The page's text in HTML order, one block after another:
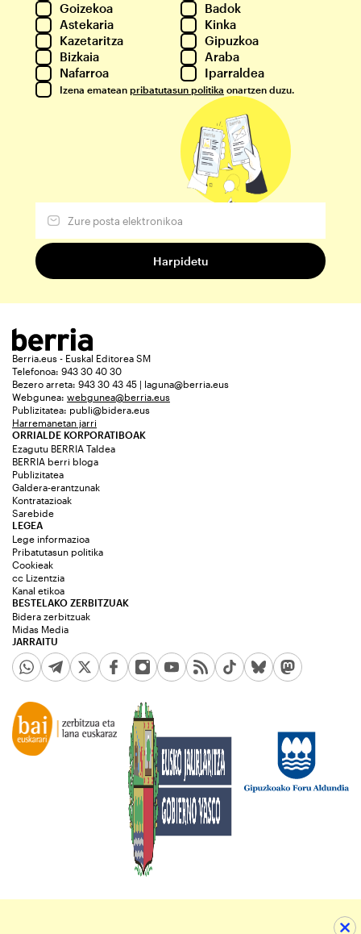
Goizekoa
Badok
Astekaria
Kinka
Kazetaritza
Gipuzkoa
Bizkaia
Araba
Nafarroa
Iparraldea
Izena ematean pribatutasun politika onartzen duzu.
Berria.eus - Euskal Editorea SM
Telefonoa: 943 30 40 30
Bezero arreta: 943 30 43 45 | laguna@berria.eus
Webgunea: webgunea@berria.eus
Publizitatea: publi@bidera.eus
Harremanetan jarri
ORRIALDE KORPORATIBOAK
Ezagutu BERRIA Taldea
BERRIA berri bloga
Publizitatea
Galdera-erantzunak
Kontratazioak
Sarebide
JARRAITU
LEGEA
Lege informazioa
Pribatutasun politika
Cookieak
cc Lizentzia
Kanal etikoa
BESTELAKO ZERBITZUAK
Bidera zerbitzuak
Midas Media